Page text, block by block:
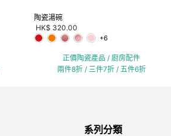
陶瓷湯碗
HK$ 320.00
+6
正價陶瓷產品 / 廚房配件
兩件8折 / 三件7折 / 五件6折
系列分類